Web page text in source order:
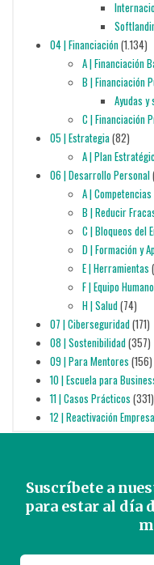
04 | Financiación(1.134)
A | Financiación
B | Financiación
Ayudas y
C | Financiación
05 | Estrategia(82)
A | Plan
06 | Desarrollo Personal
A |
B | Reducir
C | Bloqueos del
D | Formación y
E | Herramientas
F | Equipo Humano
H | Salud(74)
07 | Ciberseguridad(171)
08 | Sostenibilidad(357)
09 | Para Mentores (156)
10 | Escuela para
11 | Casos Prácticos (331)
12 | Reactivación
Suscríbete a
para estar al día